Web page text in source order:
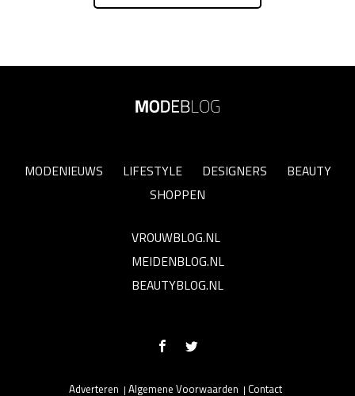
MODENIEUWS LIFESTYLE DESIGNERS
BEAUTY
SHOPPEN
VROUWBLOG.NL
MEIDENBLOG.NL
BEAUTYBLOG.NL
Adverteren Algemene Voorwaarden Contact